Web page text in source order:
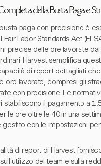
della Busta Paga e
paga con precisione è
Fair Labor Standards Act
precise delle ore lavorate
Harvest semplifica
di report dettagliati
ore lavorate, compresi gli
con precisione. Le
stabiliscono il pagamento a
le ore oltre le 40 in una
gestito con le impostazioni
di report di Harvest
del team e sulla